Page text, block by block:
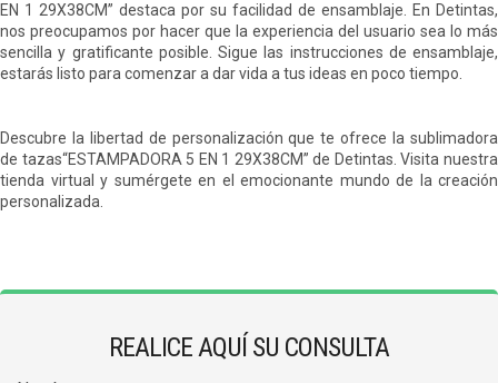
EN 1 29X38CM” destaca por su facilidad de ensamblaje. En Detintas,
nos preocupamos por hacer que la experiencia del usuario sea lo más
sencilla y gratificante posible. Sigue las instrucciones de ensamblaje,
estarás listo para comenzar a dar vida a tus ideas en poco tiempo.
Descubre la libertad de personalización que te ofrece la sublimadora
de tazas“ESTAMPADORA 5 EN 1 29X38CM” de Detintas. Visita nuestra
tienda virtual y sumérgete en el emocionante mundo de la creación
personalizada.
REALICE AQUÍ SU CONSULTA